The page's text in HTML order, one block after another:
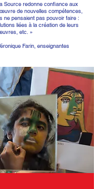
Source redonne confiance aux
de nouvelles compétences,
ne pensaient pas pouvoir faire :
liées à la création de leurs
etc. »
Farin, enseignantes